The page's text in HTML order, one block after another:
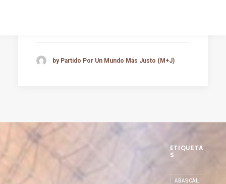
by Partido Por Un Mundo Más Justo (M+J)
ETIQUETA
S
ABASCAL